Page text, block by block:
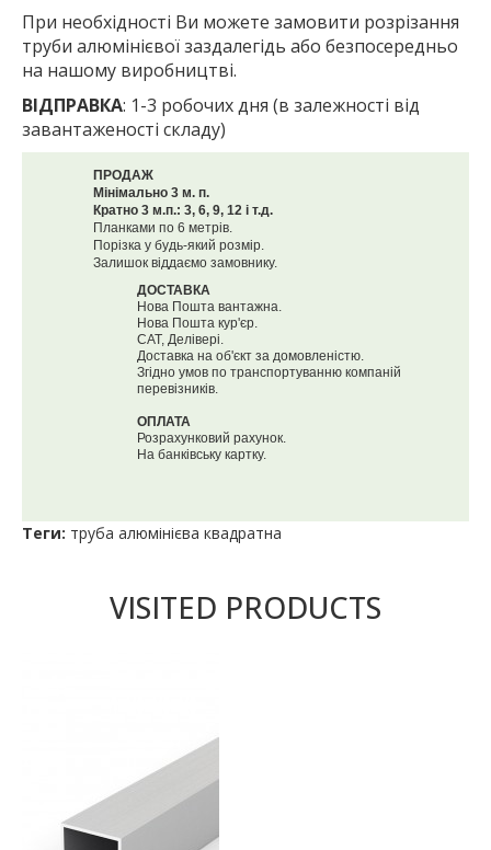
При необхідності Ви можете замовити розрізання
труби алюмінієвої заздалегідь або безпосередньо
на нашому виробництві.
ВІДПРАВКА: 1-3 робочих дня (в залежності від
завантаженості складу)
ПРОДАЖ
Мінімально 3 м. п.
Кратно 3 м.п.: 3, 6, 9, 12 і т.д.
Планками по 6 метрів.
Порізка у будь-який розмір.
Залишок віддаємо замовнику.
ДОСТАВКА
Нова Пошта вантажна.
Нова Пошта кур'єр.
САТ, Делівері.
Доставка на об'єкт за домовленістю.
Згідно умов по транспортуванню компаній
перевізників.
ОПЛАТА
Розрахунковий рахунок.
На банківську картку.
Теги: труба алюмінієва квадратна
VISITED PRODUCTS